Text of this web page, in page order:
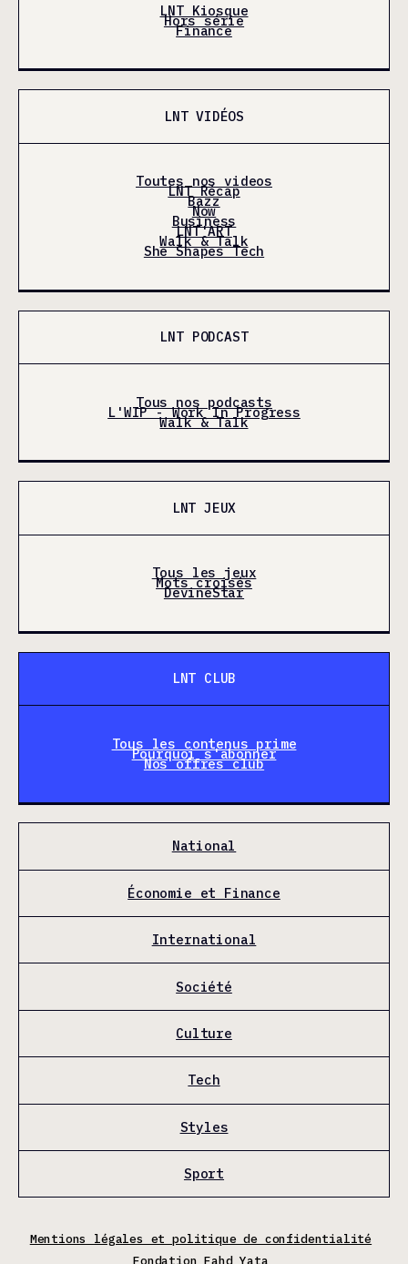
LNT Kiosque
Hors série
Finance
LNT VIDÉOS
Toutes nos videos
LNT Récap
Bazz
Now
Business
LNT'ART
Walk & Talk
She Shapes Tech
LNT PODCAST
Tous nos podcasts
L'WIP - Work In Progress
Walk & Talk
LNT JEUX
Tous les jeux
Mots croisés
DevineStar
LNT CLUB
Tous les contenus prime
Pourquoi s'abonner
Nos offres club
National
Économie et Finance
International
Société
Culture
Tech
Styles
Sport
Mentions légales et politique de confidentialité
Fondation Fahd Yata